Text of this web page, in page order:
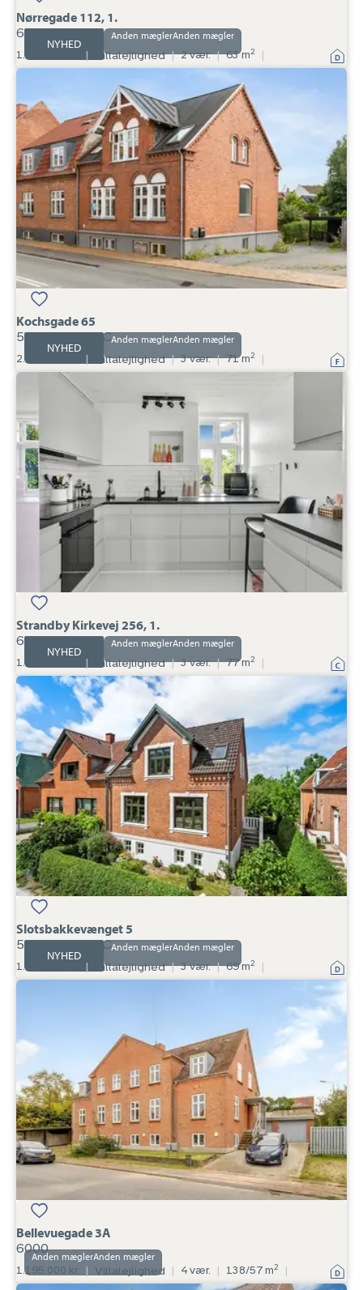
NYHED
Anden mægler
Nørregade 112, 1.
6700
1.198.000 kr. | Villalejlighed | 2 vær. | 63 m2 |
65,
5000
Odense
C
NYHED
Anden mægler
Kochsgade 65
5000 Odense C
2.195.000 kr. | Villalejlighed | 3 vær. | 71 m2 |
Villalejlighed:
Kirkevej
256,
1.,
6700
NYHED
Anden mægler
Strandby Kirkevej 256, 1.
6700
1.475.000 kr. | Villalejlighed | 3 vær. | 77 m2 |
Villalejlighed:
Slotsbakkevænget
5,
5000
Odense
C
NYHED
Anden mægler
Slotsbakkevænget 5
5000 Odense C
1.950.000 kr. | Villalejlighed | 3 vær. | 69 m2 |
6000
Anden mægler
Bellevuegade 3A
6000
1.195.000 kr. | Villalejlighed | 4 vær. | 138/57 m2 |